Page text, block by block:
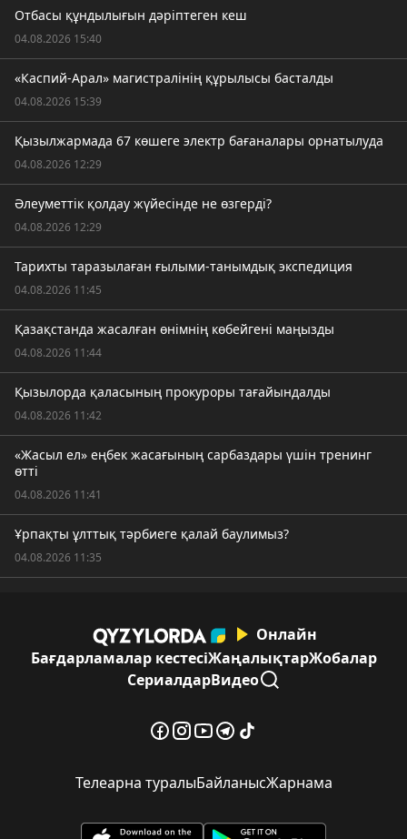
Отбасы құндылығын дәріптеген кеш
04.08.2026 15:40
«Каспий-Арал» магистралінің құрылысы басталды
04.08.2026 15:39
Қызылжармада 67 көшеге электр бағаналары орнатылуда
04.08.2026 12:29
Әлеуметтік қолдау жүйесінде не өзгерді?
04.08.2026 12:29
Тарихты таразылаған ғылыми-танымдық экспедиция
04.08.2026 11:45
Қазақстанда жасалған өнімнің көбейгені маңызды
04.08.2026 11:44
Қызылорда қаласының прокуроры тағайындалды
04.08.2026 11:42
«Жасыл ел» еңбек жасағының сарбаздары үшін тренинг
өтті
04.08.2026 11:41
Ұрпақты ұлттық тәрбиеге қалай баулимыз?
04.08.2026 11:35
Онлайн
Бағдарламалар кестесіЖаңалықтарЖобалар
СериалдарВидео
Телеарна туралыБайланысЖарнама